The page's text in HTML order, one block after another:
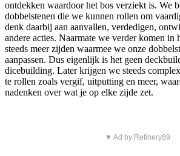
ontdekken waardoor het bos verziekt is. We
dobbelstenen die we kunnen rollen om
denk daarbij aan aanvallen, verdedigen,
andere acties. Naarmate we verder komen in
steeds meer zijden waarmee we onze
aanpassen. Dus eigenlijk is het geen
dicebuilding. Later krijgen we steeds
te rollen zoals vergif, uitputting en meer,
nadenken over wat je op elke zijde zet.
▼ Ad by Refinery89